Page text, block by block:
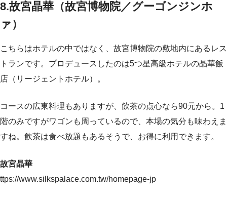
8.故宮晶華（故宮博物院／グーゴンジンホ
ァ）
こちらはホテルの中ではなく、故宮博物院の敷地内にあるレス
トランです。プロデュースしたのは5つ星高級ホテルの晶華飯
店（リージェントホテル）。
コースの広東料理もありますが、飲茶の点心なら90元から。1
階のみですがワゴンも周っているので、本場の気分も味わえま
すね。飲茶は食べ放題もあるそうで、お得に利用できます。
故宮晶華
ttps://www.silkspalace.com.tw/homepage-jp